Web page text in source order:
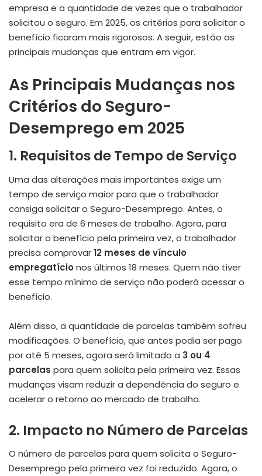
empresa e a quantidade de vezes que o trabalhador
solicitou o seguro. Em 2025, os critérios para solicitar o
benefício ficaram mais rigorosos. A seguir, estão as
principais mudanças que entram em vigor.
As Principais Mudanças nos
Critérios do Seguro-
Desemprego em 2025
1. Requisitos de Tempo de Serviço
Uma das alterações mais importantes exige um
tempo de serviço maior para que o trabalhador
consiga solicitar o Seguro-Desemprego. Antes, o
requisito era de 6 meses de trabalho. Agora, para
solicitar o benefício pela primeira vez, o trabalhador
precisa comprovar12 meses de vínculo
empregatício nos últimos 18 meses. Quem não tiver
esse tempo mínimo de serviço não poderá acessar o
benefício.
Além disso, a quantidade de parcelas também sofreu
modificações. O benefício, que antes podia ser pago
por até 5 meses, agora será limitado a 3 ou 4
parcelas para quem solicita pela primeira vez. Essas
mudanças visam reduzir a dependência do seguro e
acelerar o retorno ao mercado de trabalho.
2. Impacto no Número de Parcelas
O número de parcelas para quem solicita o Seguro-
Desemprego pela primeira vez foi reduzido. Agora, o